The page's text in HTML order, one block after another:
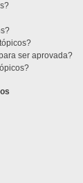
ser aprovada?